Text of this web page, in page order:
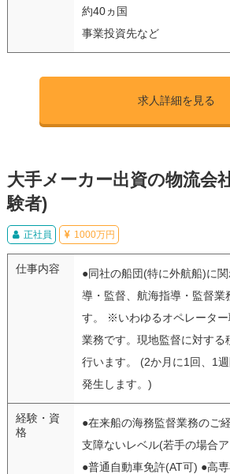
約40ヵ国
事業投資先など
求人詳細を見る
大手メーカー出資の物流会
験者)
正社員 1000万円
仕事内容
●同社の船団(特に外航船)に
導・監督、航海指導・監督業
す。 ※いわゆるオペレータ
業務です。現地監督に対する
行います。 (2か月に1回、1
発生します。)
経験・資
格
●在来船の海務監督業務のご
支障ないレベル(若手の場合
●普通自動車免許(AT可) ●高